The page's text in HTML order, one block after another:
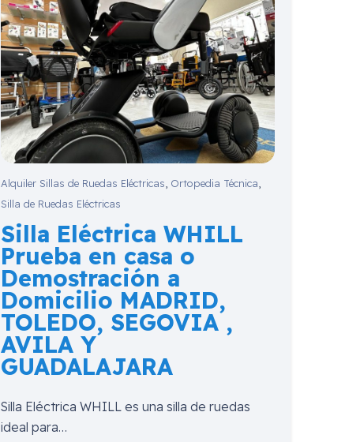
Alquiler Sillas de Ruedas Eléctricas Ortopedia Técnica
Silla de Ruedas Eléctricas
Silla Eléctrica WHILL
Prueba en casa o
Demostración a
Domicilio MADRID,
TOLEDO, SEGOVIA ,
AVILA Y
GUADALAJARA
Silla Eléctrica WHILL es una silla de ruedas
ideal para…